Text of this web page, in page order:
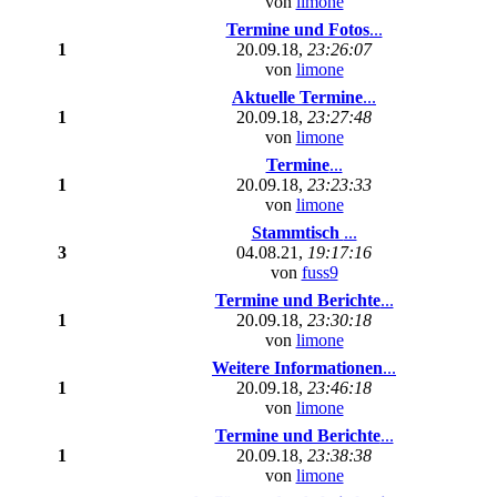
1
Termine und Fotos...
20.09.18, 23:26:07
von limone
1
Aktuelle Termine...
20.09.18, 23:27:48
von limone
1
Termine...
20.09.18, 23:23:33
von limone
3
Stammtisch ...
04.08.21, 19:17:16
von fuss9
1
Termine und Berichte...
20.09.18, 23:30:18
von limone
1
Weitere Informationen...
20.09.18, 23:46:18
von limone
1
Termine und Berichte...
20.09.18, 23:38:38
von limone